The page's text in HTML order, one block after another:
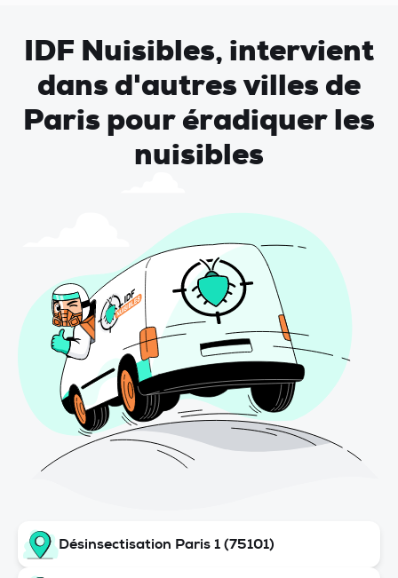
IDF Nuisibles, intervient
dans d'autres villes de
Paris pour éradiquer les
nuisibles
Désinsectisation Paris 1 (75101)